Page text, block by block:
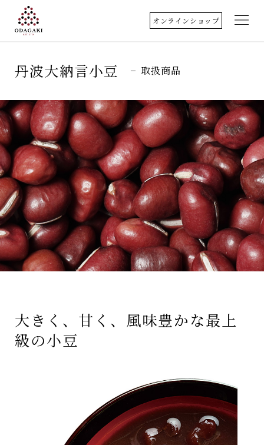
丹波篠山
取扱商品
料理歳時記
クッキングレシピ
アクセス
オンラインショップ
オンラインショップ
丹波大納言小豆 取扱商品
大きく、甘く、風味豊かな最上
級の小豆